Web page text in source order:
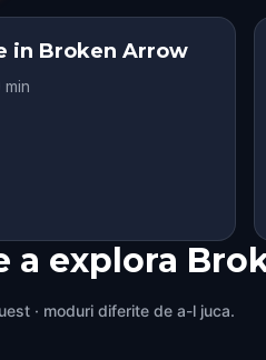
in Broken Arrow
min
a explora
· moduri diferite de a-l juca.